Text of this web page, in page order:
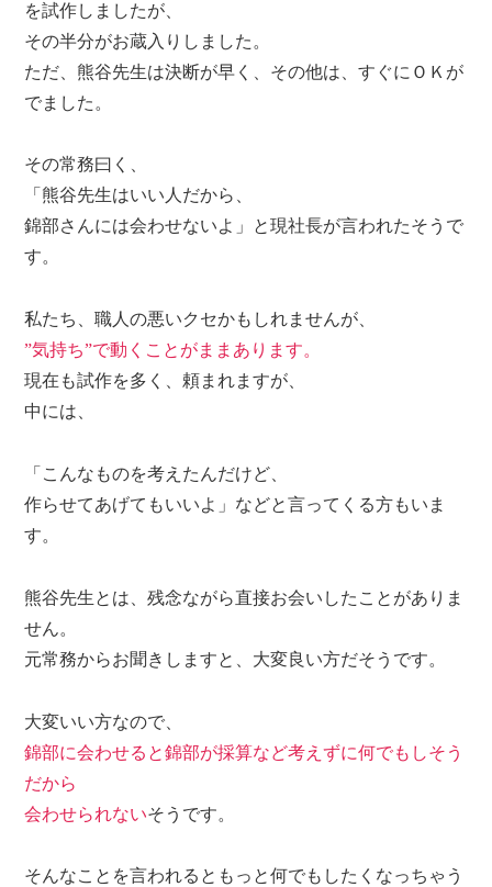
を試作しましたが、
その半分がお蔵入りしました。
ただ、熊谷先生は決断が早く、その他は、すぐにＯＫが
でました。
その常務曰く、
「熊谷先生はいい人だから、
錦部さんには会わせないよ」 と現社長が言われたそうで
す。
私たち、職人の悪いクセかもしれませんが、
”気持ち”で動くことがままあります。
現在も試作を多く、頼まれますが、
中には、
「こんなものを考えたんだけど、
作らせてあげてもいいよ」などと言ってくる方もいま
す。
熊谷先生とは、残念ながら直接お会いしたことがありま
せん。
元常務からお聞きしますと、大変良い方だそうです。
大変いい方なので、
錦部に会わせると錦部が採算など考えずに何でもしそう
だから
会わせられないそうです。
そんなことを言われるともっと何でもしたくなっちゃう